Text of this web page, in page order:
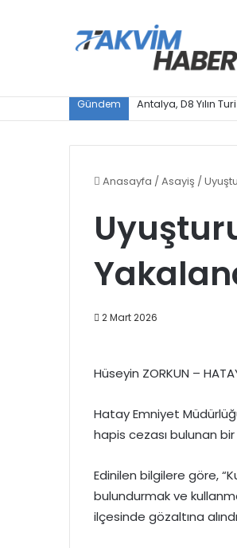
Gündem Antalya, D8 Yılın
Anasayfa /Asayiş /
2 Mart 2026
Hüseyin ZORKUN –
Hatay Emniyet
hapis cezası bulunan bir
Edinilen bilgilere göre,
bulundurmak ve
ilçesinde gözaltına